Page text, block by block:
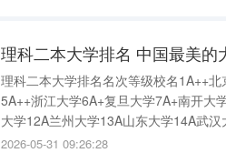
理科二本大学排名 中国最美的
理科二本大学排名名次等级校名1A++
5A++浙江大学6A+复旦大学7A+南开大
大学12A兰州大学13A山东大学14A武
科技大学19A东北师范大学20A西北大
2026-05-31 09:26:28